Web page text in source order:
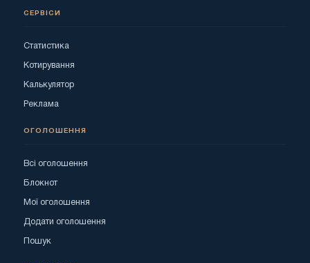
СЕРВІСИ
Статистика
Котирування
Калькулятор
Реклама
ОГОЛОШЕННЯ
Всі оголошення
Блокнот
Мої оголошення
Додати оголошення
Пошук